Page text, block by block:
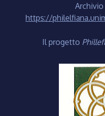
https://
Il progetto